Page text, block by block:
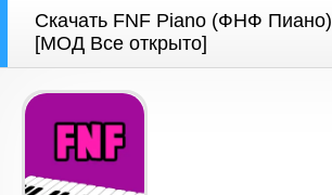
Скачать FNF Piano (ФНФ Пиано)
[МОД Все открыто]